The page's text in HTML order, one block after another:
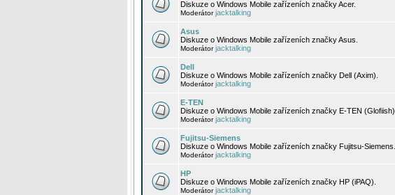
Diskuze o Windows Mobile zařízeních značky Acer.
Moderátorjacktalking
Asus
Diskuze o Windows Mobile zařízeních značky Asus.
Moderátorjacktalking
Dell
Diskuze o Windows Mobile zařízeních značky Dell (Axim).
Moderátorjacktalking
E-TEN
Diskuze o Windows Mobile zařízeních značky E-TEN (Glofiish).
Moderátorjacktalking
Fujitsu-Siemens
Diskuze o Windows Mobile zařízeních značky Fujitsu-Siemens.
Moderátorjacktalking
HP
Diskuze o Windows Mobile zařízeních značky HP (iPAQ).
Moderátorjacktalking